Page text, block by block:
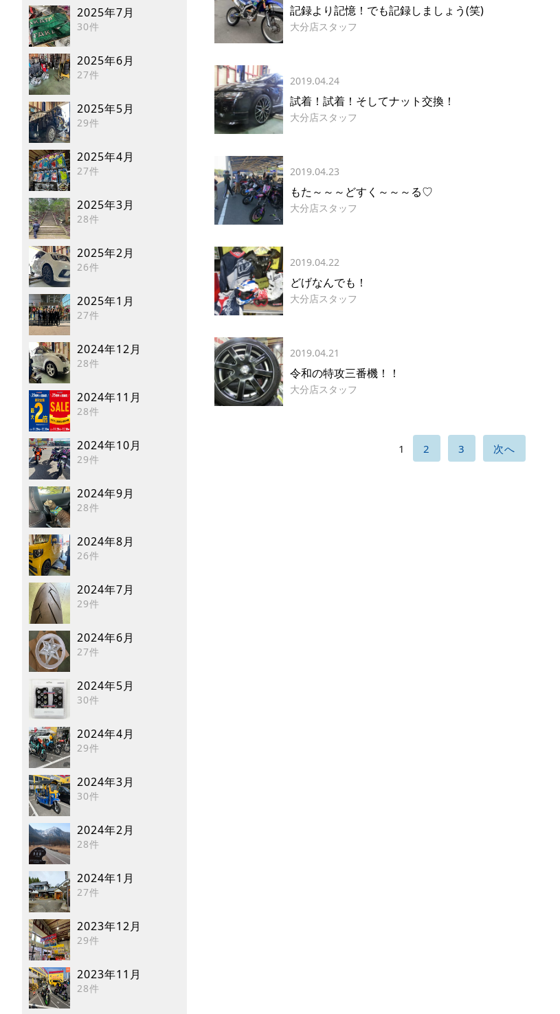
2025年7月
30件
2025年6月
27件
2025年5月
29件
2025年4月
27件
2025年3月
28件
2025年2月
26件
2025年1月
27件
2024年12月
28件
2024年11月
28件
2024年10月
29件
2024年9月
28件
2024年8月
26件
2024年7月
29件
2024年6月
27件
2024年5月
30件
2024年4月
29件
2024年3月
30件
2024年2月
28件
2024年1月
27件
2023年12月
29件
2023年11月
28件
記録より記憶！でも記録しましょう(笑)
大分店スタッフ
2019.04.24
試着！試着！そしてナット交換！
大分店スタッフ
2019.04.23
もた～～～どすく～～～る♡
大分店スタッフ
2019.04.22
どげなんでも！
大分店スタッフ
2019.04.21
令和の特攻三番機！！
大分店スタッフ
1 2 3 次へ